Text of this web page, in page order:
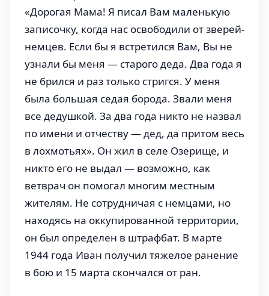
«Дорогая Мама! Я писал Вам маленькую
записочку, когда нас освободили от зверей-
немцев. Если бы я встретился Вам, Вы не
узнали бы меня — старого деда. Два года я
не брился и раз только стригся. У меня
была большая седая борода. Звали меня
все дедушкой. За два года никто не назвал
по имени и отчеству — дед, да притом весь
в лохмотьях». Он жил в селе Озерище, и
никто его не выдал — возможно, как
ветврач он помогал многим местным
жителям. Не сотрудничая с немцами, но
находясь на оккупированной территории,
он был определен в штрафбат. В марте
1944 года Иван получил тяжелое ранение
в бою и 15 марта скончался от ран.